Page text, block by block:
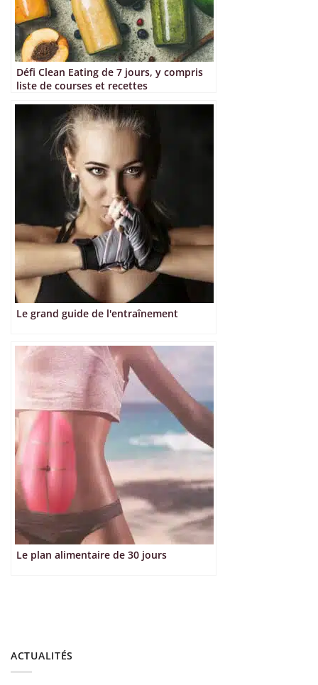
Défi Clean Eating de 7 jours, y compris
liste de courses et recettes
Le grand guide de l'entraînement
Le plan alimentaire de 30 jours
ACTUALITÉS